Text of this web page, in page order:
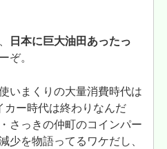
日本に巨大油田あったっ
ぞ。
いまくりの大量消費時代は
カー時代は終わりなんだ
さっきの仲町のコインパー
少を物語ってるワケだし、